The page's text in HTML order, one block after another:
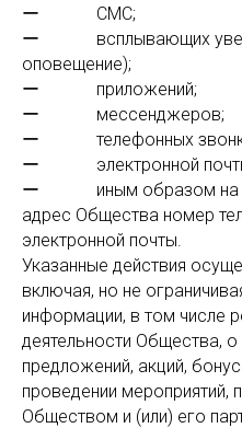
ー СМС;
ー всплывающих
оповещение);
ー приложений;
ー мессенджеров;
ー телефонных
ー электронной
ー иным образом на
адрес Общества номер
электронной почты.
Указанные действия
включая, но не
информации, в том числе
деятельности Общества, о
предложений, акций,
проведении мероприятий,
Обществом и (или) его